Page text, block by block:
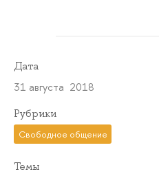
Дата
31 августа 2018
Рубрики
Свободное общение
Темы